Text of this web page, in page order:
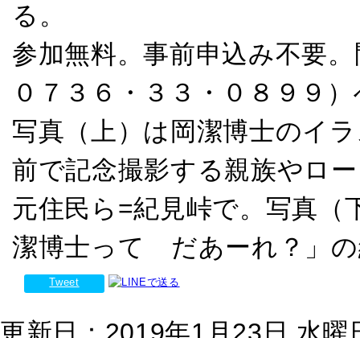
る。
参加無料。事前申込み不要
０７３６・３３・０８９９
写真（上）は岡潔博士のイ
前で記念撮影する親族やロ
元住民ら=紀見峠で。写真（
潔博士って だあーれ？」
Tweet